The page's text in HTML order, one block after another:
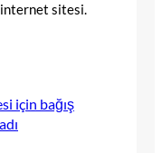
sitesi.
için bağış